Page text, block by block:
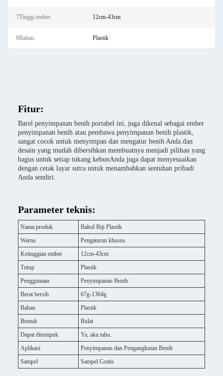
7Tinggi ember: 12cm-43cm
8Bahan: Plastik
Fitur:
Barel penyimpanan benih portabel ini, juga dikenal sebagai ember
penyimpanan benih atau pembawa penyimpanan benih plastik,
sangat cocok untuk menyimpan dan mengatur benih Anda.dan
desain yang mudah dibersihkan membuatnya menjadi pilihan yang
bagus untuk setiap tukang kebunAnda juga dapat menyesuaikan
dengan cetak layar sutra untuk menambahkan sentuhan pribadi
Anda sendiri.
Parameter teknis:
Nama produk
Bakul Biji Plastik
Warna
Pengaturan khusus
Ketinggian ember
12cm-43cm
Tutup
Plastik
Penggunaan
Penyimpanan Benih
Berat bersih
67g-1364g
Bahan
Plastik
Bentuk
Bulat
Dapat ditumpuk
Ya, aku tahu.
Aplikasi
Penyimpanan dan Pengangkutan Benih
Sampel
Sampel Gratis